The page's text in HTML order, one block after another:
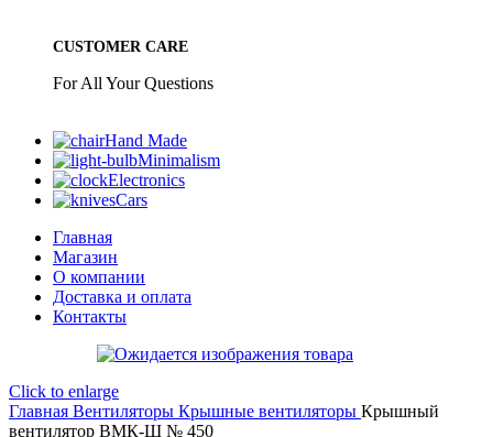
CUSTOMER CARE
For All Your Questions
Hand Made
Minimalism
Electronics
Cars
Главная
Магазин
О компании
Доставка и оплата
Контакты
Click to enlarge
Главная Вентиляторы Крышные вентиляторы Крышный
вентилятор ВМК-Ш № 450